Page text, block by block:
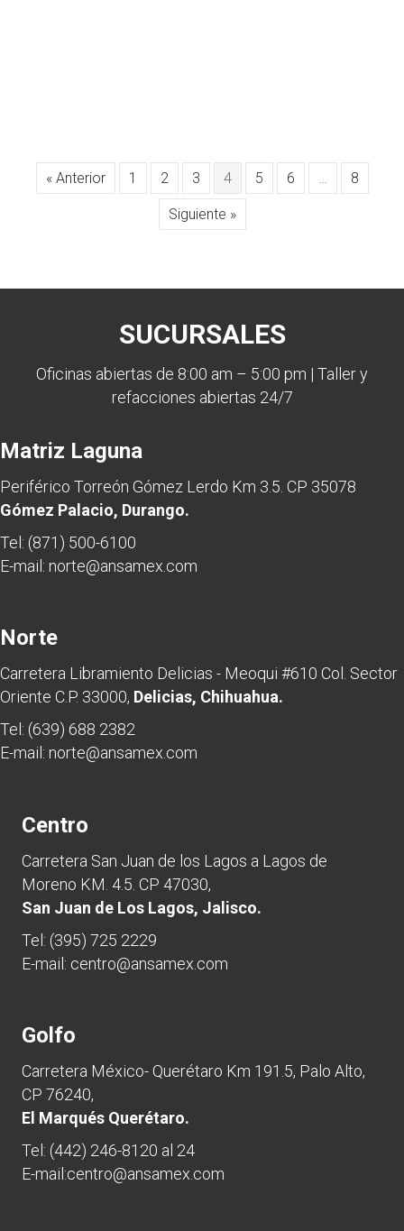
« Anterior 1 2 3 4 5 6 … 8
Siguiente »
SUCURSALES
Oficinas abiertas de 8:00 am – 5:00 pm | Taller y
refacciones abiertas 24/7
Matriz Laguna
Periférico Torreón Gómez Lerdo Km 3.5. CP 35078
Gómez Palacio, Durango.
Tel: (871) 500-6100
E-mail: norte@ansamex.com
Norte
Carretera Libramiento Delicias - Meoqui #610 Col. Sector
Oriente C.P. 33000, Delicias, Chihuahua.
Tel: (639) 688 2382
E-mail: norte@ansamex.com
Centro
Carretera San Juan de los Lagos a Lagos de
Moreno KM. 4.5. CP 47030,
San Juan de Los Lagos, Jalisco.
Tel: (395) 725 2229
E-mail: centro@ansamex.com
Golfo
Carretera México- Querétaro Km 191.5, Palo Alto,
CP 76240,
El Marqués Querétaro.
Tel: (442) 246-8120 al 24
E-mail:centro@ansamex.com